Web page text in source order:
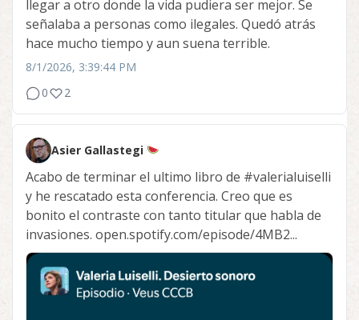
llegar a otro donde la vida pudiera ser mejor. Se
señalaba a personas como ilegales. Quedó atrás
hace mucho tiempo y aun suena terrible.
8/1/2026, 3:39:44 PM
0
2
Asier Gallastegi
Acabo de terminar el ultimo libro de #valerialuiselli
y he rescatado esta conferencia. Creo que es
bonito el contraste con tanto titular que habla de
invasiones. open.spotify.com/episode/4MB2...